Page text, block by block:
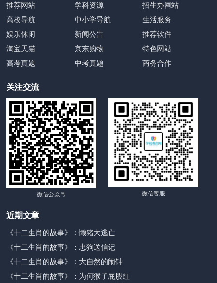
推荐网站 学科资源
招生办网站
高校导航
中小学导航
生活服务
娱乐休闲
新闻公告
推荐软件
淘宝天猫
京东购物
特色网站
高考真题
中考真题 商务合作
关注交流
微信公众号 微信客服
近期文章
《十二生肖的故事》：懒猪大逃亡
《十二生肖的故事》：忠狗送信记
《十二生肖的故事》：大自然的闹钟
《十二生肖的故事》：为何猴子屁股红